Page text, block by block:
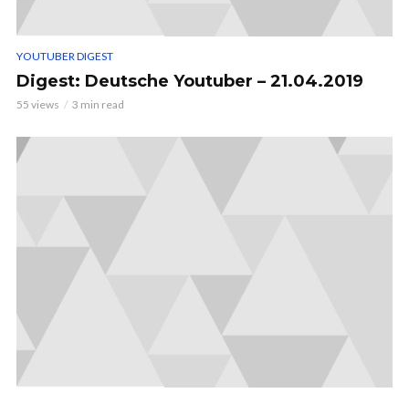
YOUTUBER DIGEST
Digest: Deutsche Youtuber – 21.04.2019
55 views 3 min read